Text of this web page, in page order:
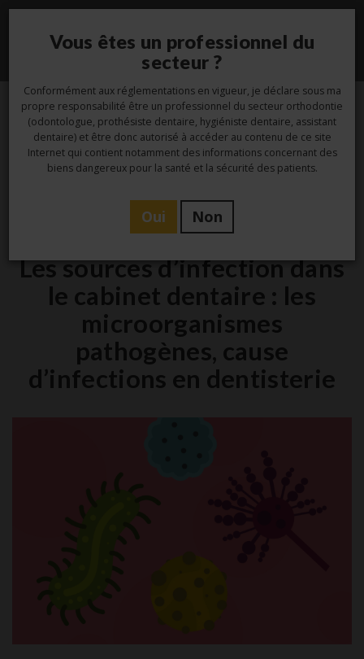
20
Sep
Hygiène
Les sources d’infection dans
le cabinet dentaire : les
microorganismes
pathogènes, cause
d’infections en dentisterie
Vous êtes un professionnel du
secteur ?
Conformément aux réglementations en vigueur, je déclare sous ma
propre responsabilité être un professionnel du secteur orthodontie
(odontologue, prothésiste dentaire, hygiéniste dentaire, assistant
dentaire) et être donc autorisé à accéder au contenu de ce site
Internet qui contient notamment des informations concernant des
biens dangereux pour la santé et la sécurité des patients.
Oui Non